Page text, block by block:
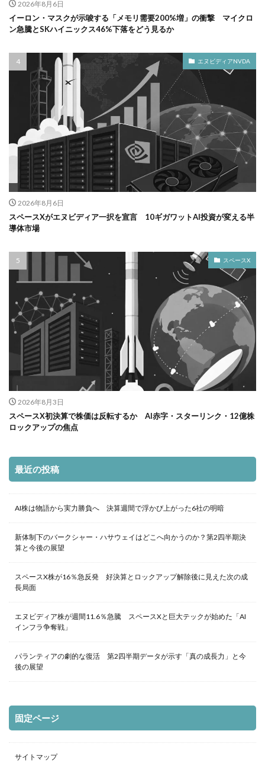
2026年8月6日
イーロン・マスクが示唆する「メモリ需要200%増」の衝撃 マイクロ
ン急騰とSKハイニックス46%下落をどう見るか
エヌビディアNVDA
2026年8月6日
スペースXがエヌビディア一択を宣言 10ギガワットAI投資が変える半
導体市場
スペースX
2026年8月3日
スペースX初決算で株価は反転するか AI赤字・スターリンク・12億株
ロックアップの焦点
最近の投稿
AI株は物語から実力勝負へ 決算週間で浮かび上がった6社の明暗
新体制下のバークシャー・ハサウェイはどこへ向かうのか？第2四半期決
算と今後の展望
スペースX株が16％急反発 好決算とロックアップ解除後に見えた次の成
長局面
エヌビディア株が週間11.6％急騰 スペースXと巨大テックが始めた「AI
インフラ争奪戦」
パランティアの劇的な復活 第2四半期データが示す「真の成長力」と今
後の展望
固定ページ
サイトマップ